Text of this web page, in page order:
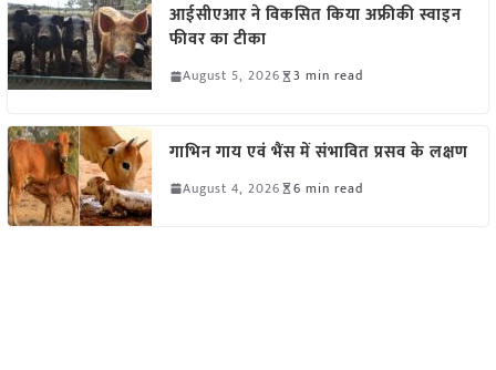
आईसीएआर ने विकसित किया अफ्रीकी स्वाइन
फीवर का टीका
August 5, 2026 3 min read
गाभिन गाय एवं भैंस में संभावित प्रसव के लक्षण
August 4, 2026 6 min read